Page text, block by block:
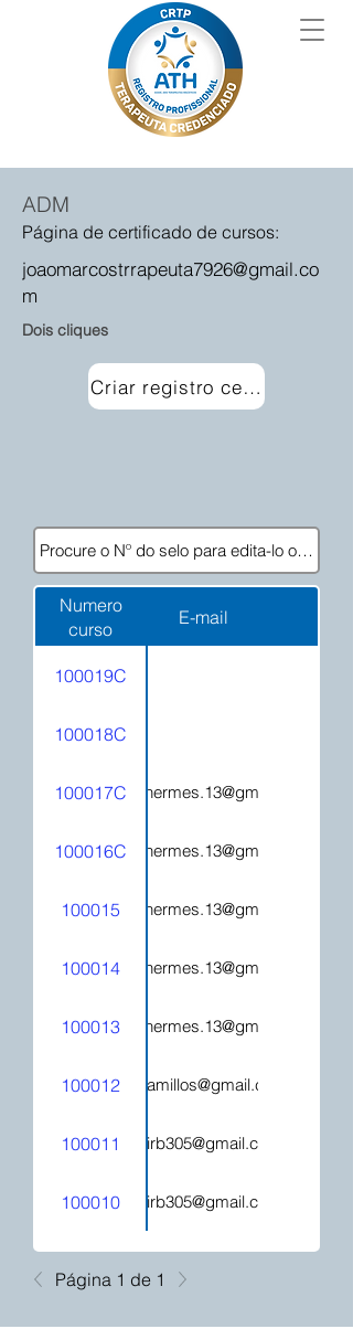
ADM
Página de certificado de cursos:
joaomarcostrrapeuta7926@gmail.co
m
Dois cliques
Criar registro certificado
Numero
curso
E-mail
100019C
100018C
100017Checatehermes.13@gmail.com
100016Checatehermes.13@gmail.com
100015hecatehermes.13@gmail.com
100014hecatehermes.13@gmail.com
100013hecatehermes.13@gmail.com
100012mjcamillos@gmail.com
100011 kelirb305@gmail.com
100010 kelirb305@gmail.com
Página 1 de 1